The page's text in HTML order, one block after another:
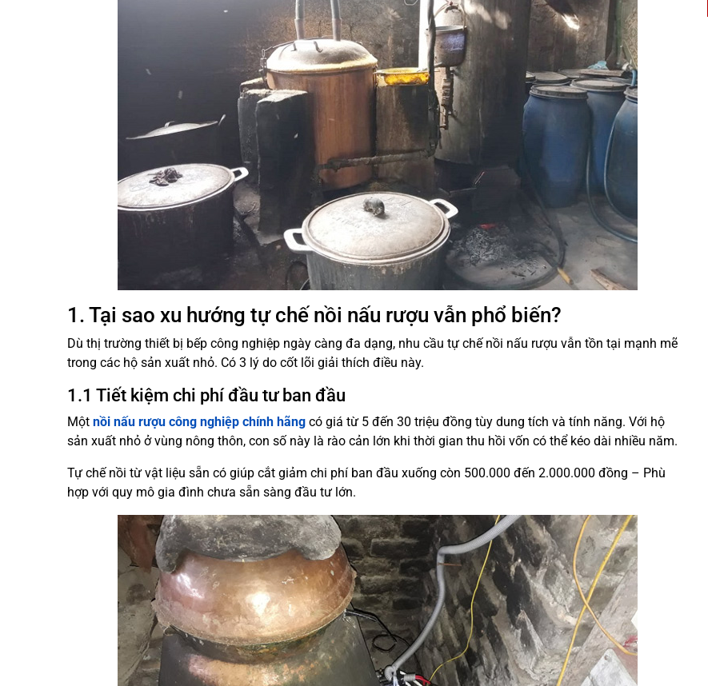
1. Tại sao xu hướng tự chế nồi nấu rượu vẫn phổ biến?
Dù thị trường thiết bị bếp công nghiệp ngày càng đa dạng, nhu cầu tự chế nồi nấu rượu vẫn tồn tại mạnh mẽ
trong các hộ sản xuất nhỏ. Có 3 lý do cốt lõi giải thích điều này.
1.1 Tiết kiệm chi phí đầu tư ban đầu
Một nồi nấu rượu công nghiệp chính hãng có giá từ 5 đến 30 triệu đồng tùy dung tích và tính năng. Với hộ
sản xuất nhỏ ở vùng nông thôn, con số này là rào cản lớn khi thời gian thu hồi vốn có thể kéo dài nhiều năm.
Tự chế nồi từ vật liệu sẵn có giúp cắt giảm chi phí ban đầu xuống còn 500.000 đến 2.000.000 đồng – Phù
hợp với quy mô gia đình chưa sẵn sàng đầu tư lớn.